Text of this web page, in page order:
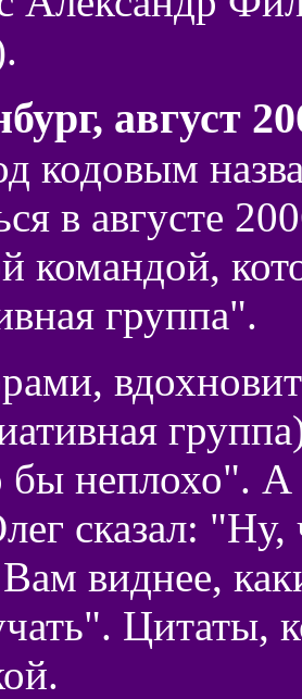
август
кодовым
в августе
командой,
группа".
неплохо". А
сказал: "Ну,
виднее,
Цитаты,